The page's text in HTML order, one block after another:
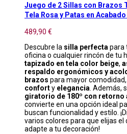
Juego de 2 Sillas con Brazos
Tela Rosa y Patas en
489,90 €
Descubre la silla perfecta para
oficina o cualquier rincón de tu
tapizado en tela color beige,
respaldo ergonómicos y
brazos para mayor
conforty elegancia . Además,
giratorio de 180º con retorno
convierte en una opción ideal
buscan funcionalidad y estilo.
varios colores para que elijas el
adapte a tu decoración!